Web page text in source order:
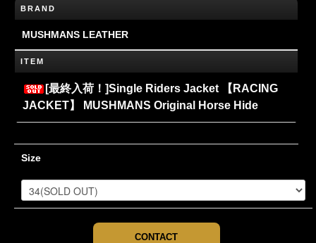
BRAND
MUSHMANS LEATHER
ITEM
[最終入荷！]Single Riders Jacket 【RACING
JACKET】 MUSHMANS Original Horse Hide
Size
CONTACT